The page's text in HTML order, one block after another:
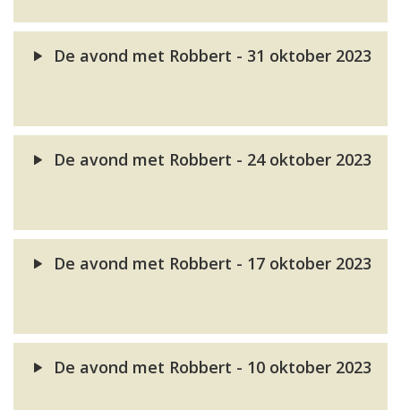
De avond met Robbert - 31 oktober 2023
De avond met Robbert - 24 oktober 2023
De avond met Robbert - 17 oktober 2023
De avond met Robbert - 10 oktober 2023